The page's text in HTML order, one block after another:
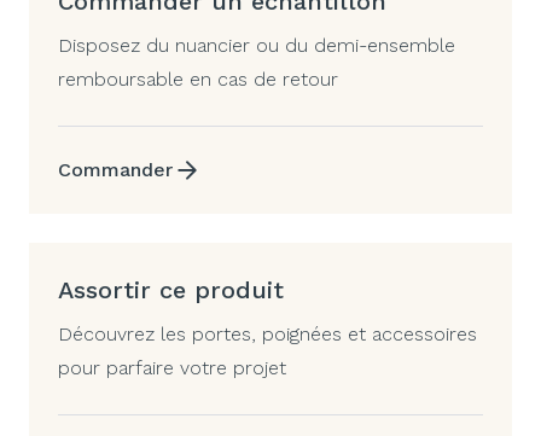
Disposez du nuancier ou du demi-ensemble
remboursable en cas de retour
Commander
Assortir ce produit
Découvrez les portes, poignées et accessoires
pour parfaire votre projet